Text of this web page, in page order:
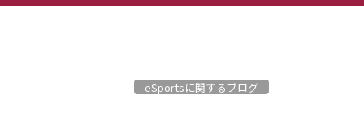
eSportsに関するブログ